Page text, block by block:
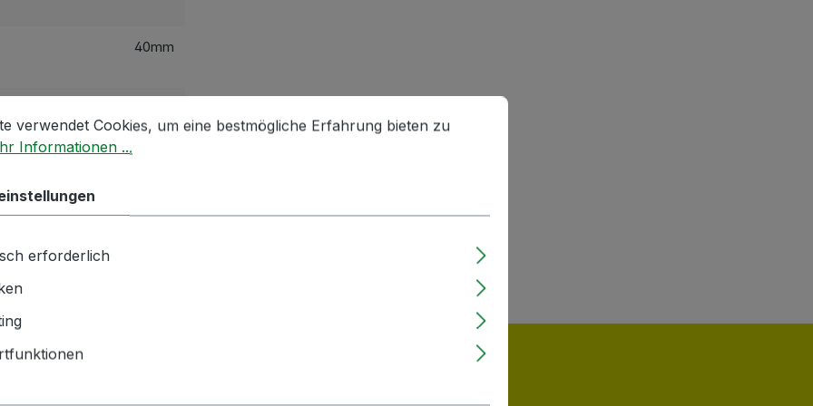
40mm
GmbH | Zementwerk 3 |
| info(at)bockmeyer.de
angesehen
Cookies, um eine bestmögliche Erfahrung bieten zu können.
Mehr Informationen ...
verwendet Cookies, um eine bestmögliche Erfahrung bieten zu
Informationen ...
erforderlich